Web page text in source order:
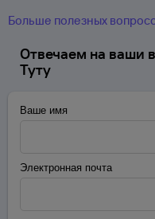
Больше полезных
Отвечаем на ваши
Туту
Ваше имя
Электронная почта